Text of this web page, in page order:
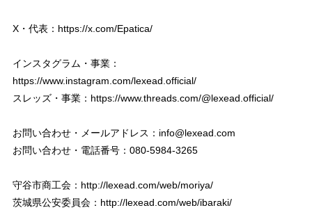
X・代表： https://x.com/Epatica/
インスタグラム・事業：
https://www.instagram.com/lexead.official/
スレッズ・事業： https://www.threads.com/@lexead.official/
お問い合わせ・メールアドレス： info@lexead.com
お問い合わせ・電話番号：080-5984-3265
守谷市商工会： http://lexead.com/web/moriya/
茨城県公安委員会： http://lexead.com/web/ibaraki/